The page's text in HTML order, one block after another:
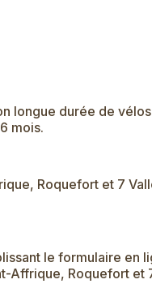
longue durée de
mois.
Roquefort et 7
le formulaire en
Affrique, Roquefort et